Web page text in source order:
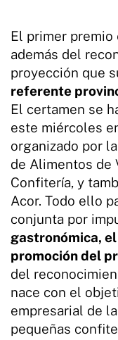
El primer premio
además del
proyección que
referente
El certamen se
este miércoles
organizado por
de Alimentos de
Confitería, y
Acor. Todo ello
conjunta por
gastronómica,
promoción del
del
nace con el
empresarial de
pequeñas